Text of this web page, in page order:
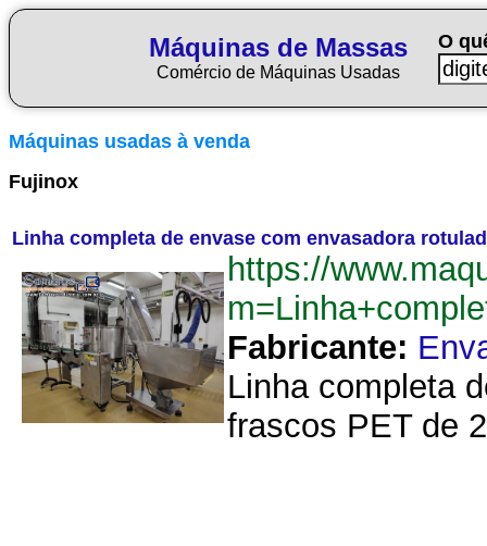
Máquinas de Massas
Comércio de Máquinas Usadas
O
Máquinas usadas à venda
Fujinox
Linha completa de envase com envasadora
https://
Fabricante:
Linha completa
frascos PET de